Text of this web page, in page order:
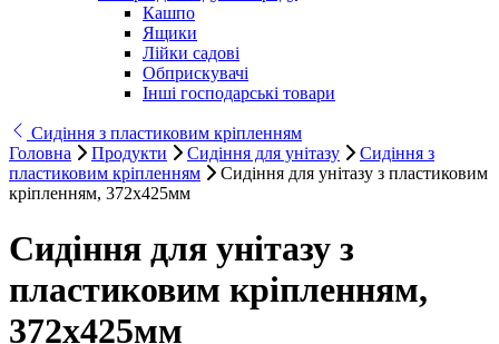
Кашпо
Ящики
Лійки садові
Обприскувачі
Інші господарські товари
Сидіння з пластиковим кріпленням
Головна
Продукти Сидіння для унітазу
Сидіння з
пластиковим кріпленням
Сидіння для унітазу з пластиковим
кріпленням, 372х425мм
Сидіння для унітазу з
пластиковим кріпленням,
372х425мм